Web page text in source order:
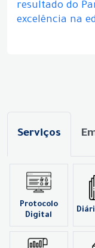
resultado do
excelência na
Serviços
Protocolo
Digital